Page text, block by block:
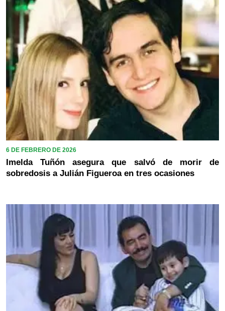
6 DE FEBRERO DE 2026
Imelda Tuñón asegura que salvó de morir de
sobredosis a Julián Figueroa en tres ocasiones